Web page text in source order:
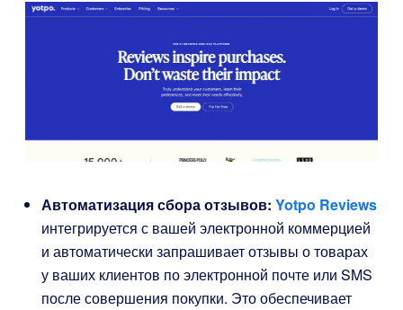
Автоматизация сбора отзывов: Yotpo Reviews
интегрируется с вашей электронной коммерцией
и автоматически запрашивает отзывы о товарах
у ваших клиентов по электронной почте или SMS
после совершения покупки. Это обеспечивает